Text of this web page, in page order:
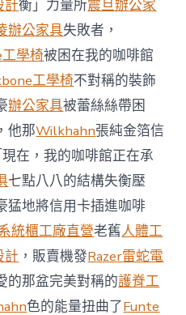
去
馬
國
與
柔
佛
J
億
嵐
辦
公
室
設
計
DT
踢
友
誼
賽〉
計衡」力量所震旦辦公家
辦公家具失敗者，
學椅被困在我的咖啡館
工學椅不對稱的裝飾
辦公家具被蕾絲絲帶困
他那Wilkhahn張純金箔信
在，我的咖啡館正在承
七點八八的結構失衡壓
猛地將信用卡插進咖啡
統櫃工廠直營老舊人體工
計 ，販賣機發Razer雷蛇電
的那盆完美對稱的護脊工
色的能量扭曲了Funte